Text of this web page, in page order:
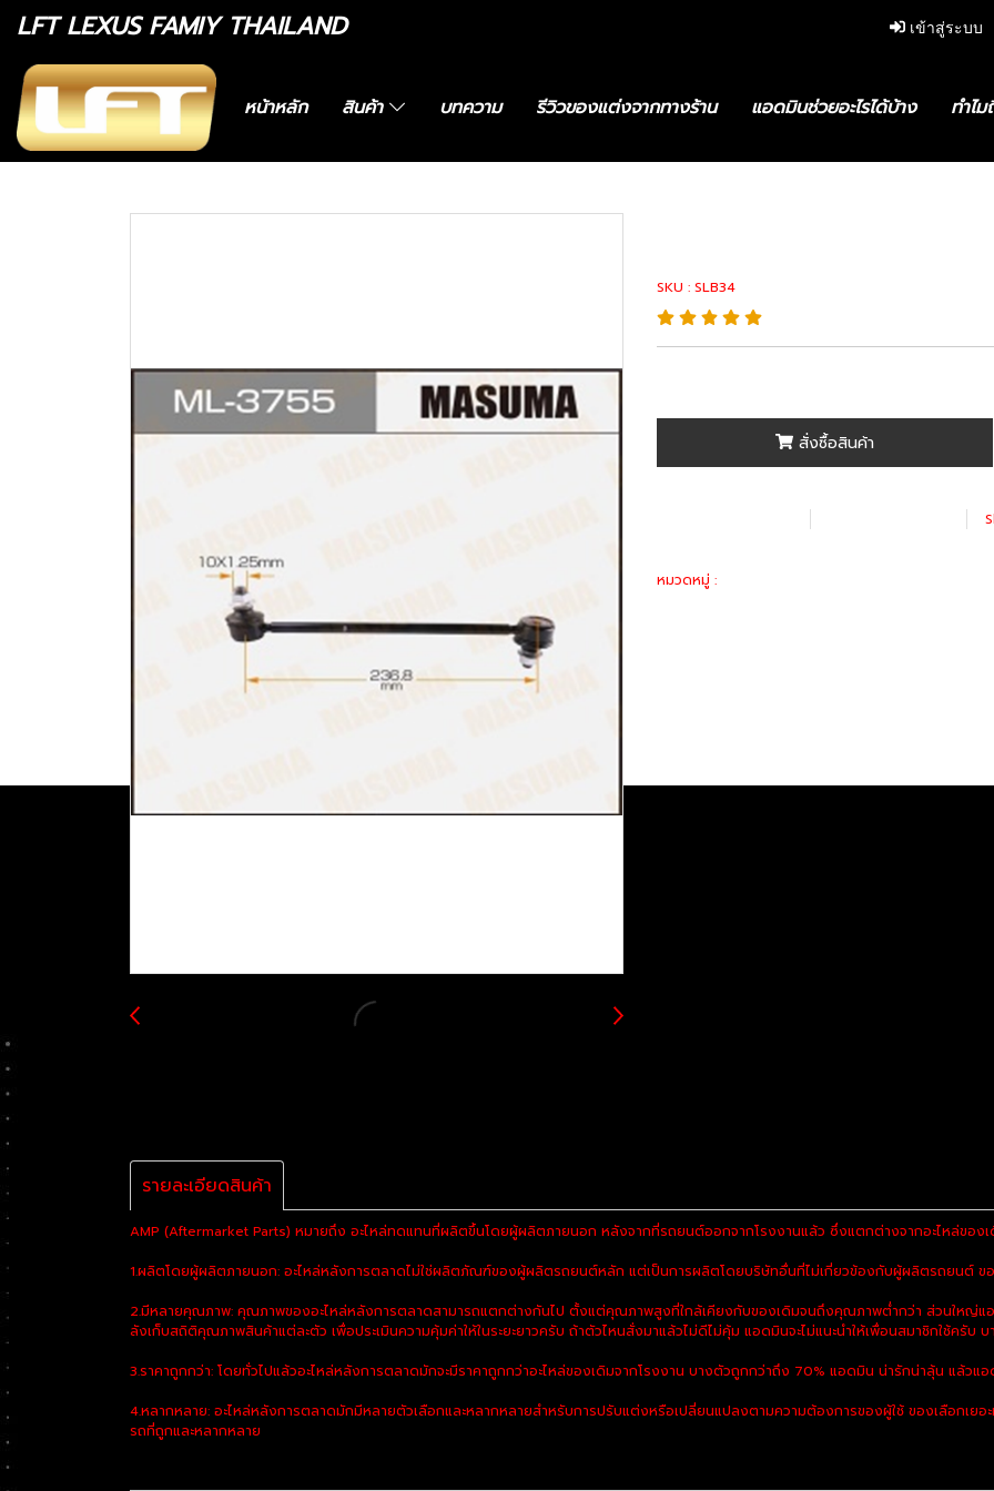
LFT LEXUS FAMIY THAILAND เข้าสู่ระบบ
หน้าหลัก สินค้า บทความ รีวิวของแต่งจากทางร้าน แอดมินช่วยอะไรได้บ้าง ทำไ
SKU : SLB34
สั่งซื้อสินค้า
หมวดหมู่ :
รายละเอียดสินค้า
AMP (Aftermarket Parts) หมายถึง อะไหล่ทดแทนที่ผลิตขึ้นโดยผู้ผลิตภายนอก หลังจากที่รถยนต์ออกจากโรงงานแล้ว ซึ่งแตกต่างจากอะไหล่ขอ
1.ผลิตโดยผู้ผลิตภายนอก: อะไหล่หลังการตลาดไม่ใช่ผลิตภัณฑ์ของผู้ผลิตรถยนต์หลัก แต่เป็นการผลิตโดยบริษัทอื่นที่ไม่เกี่ยวข้องกับผู้ผลิตรถยนต์ ข
2.มีหลายคุณภาพ: คุณภาพของอะไหล่หลังการตลาดสามารถแตกต่างกันไป ตั้งแต่คุณภาพสูงที่ใกล้เคียงกับของเดิมจนถึงคุณภาพต่ำกว่า ส่วนใหญ่แ
ลังเก็บสถิติคุณภาพสินค้าแต่ละตัว เพื่อประเมินความคุ้มค่าให้ในระยะยาวครับ ถ้าตัวไหนสั่งมาแล้วไม่ดีไม่คุ้ม แอดมินจะไม่แนะนำให้เพื่อนสมาชิกใช้ครับ
3.ราคาถูกกว่า: โดยทั่วไปแล้วอะไหล่หลังการตลาดมักจะมีราคาถูกกว่าอะไหล่ของเดิมจากโรงงาน บางตัวถูกกว่าถึง 70% แอดมิน น่ารักน่าลุ้น แล้ว
4.หลากหลาย: อะไหล่หลังการตลาดมักมีหลายตัวเลือกและหลากหลายสำหรับการปรับแต่งหรือเปลี่ยนแปลงตามความต้องการของผู้ใช้ ของเลือกเยอะ
รถที่ถูกและหลากหลาย